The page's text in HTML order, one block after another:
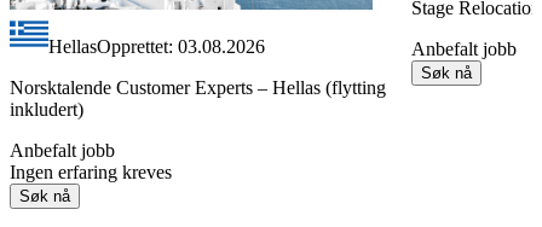
HellasOpprettet: 03.08.2026
Norsktalende Customer Experts – Hellas (flytting
inkludert)
Anbefalt jobb
Ingen erfaring kreves
Søk nå
Stage
Anbefalt jobb
Søk nå